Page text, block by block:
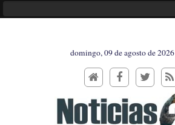
domingo, 09 de agosto de 2026